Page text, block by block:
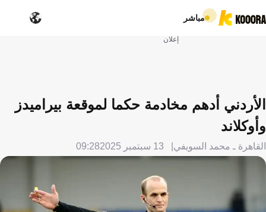
مباشر
إعلان
الأردني أدهم مخادمة حكما لموقعة بيراميدز
وأوكلاند
القاهرة ـ محمد السويفي 13 سبتمبر 2025 09:28